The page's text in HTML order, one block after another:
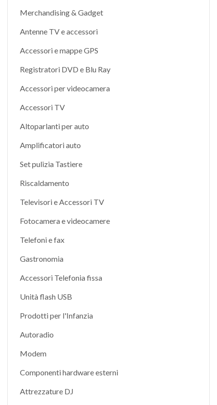
Merchandising & Gadget
Antenne TV e accessori
Accessori e mappe GPS
Registratori DVD e Blu Ray
Accessori per videocamera
Accessori TV
Altoparlanti per auto
Amplificatori auto
Set pulizia Tastiere
Riscaldamento
Televisori e Accessori TV
Fotocamera e videocamere
Telefoni e fax
Gastronomia
Accessori Telefonia fissa
Unità flash USB
Prodotti per l'Infanzia
Autoradio
Modem
Componenti hardware esterni
Attrezzature DJ